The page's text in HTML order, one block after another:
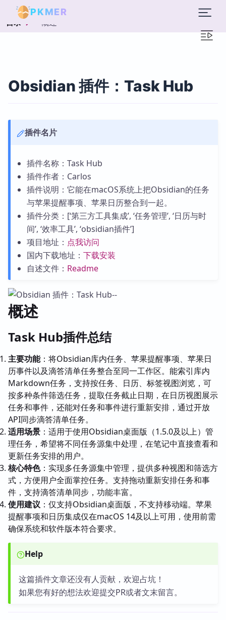
PKMER
目录 概述
Obsidian 插件：Task Hub
插件名片
插件名称：Task Hub
插件作者：Carlos
插件说明：它能在macOS系统上把Obsidian的任务
与苹果提醒事项、苹果日历整合到一起。
插件分类：[‘第三方工具集成’, ‘任务管理’, ‘日历与时
间’, ‘效率工具’, ‘obsidian插件’]
项目地址： 点我访问
国内下载地址： 下载安装
自述文件： Readme
概述
Task Hub插件总结
主要功能：将Obsidian库内任务、苹果提醒事项、苹果日
历事件以及滴答清单任务整合至同一工作区。能索引库内
Markdown任务，支持按任务、日历、标签视图浏览，可
按多种条件筛选任务，提取任务截止日期，在日历视图展示
任务和事件，还能对任务和事件进行重新安排，通过开放
API同步滴答清单任务。
适用场景 ：适用于使用Obsidian桌面版（1.5.0及以上）管
理任务，希望将不同任务源集中处理，在笔记中直接查看和
更新任务安排的用户。
核心特色：实现多任务源集中管理，提供多种视图和筛选方
式，方便用户全面掌控任务。支持拖动重新安排任务和事
件，支持滴答清单同步，功能丰富。
使用建议 ：仅支持Obsidian桌面版，不支持移动端。苹果
提醒事项和日历集成仅在macOS 14及以上可用，使用前需
确保系统和软件版本符合要求。
Help
这篇插件文章还没有人贡献，欢迎占坑！
如果您有好的想法欢迎提交PR或者文末留言。